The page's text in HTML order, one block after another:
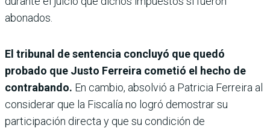
abonados.
El tribunal de sentencia concluyó que quedó
probado que Justo Ferreira cometió el hecho de
contrabando. En cambio, absolvió a Patricia Ferreira al
considerar que la Fiscalía no logró demostrar su
participación directa y que su condición de